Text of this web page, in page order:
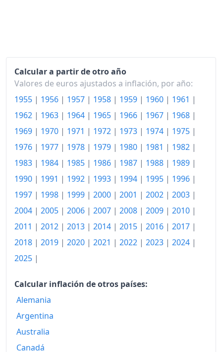
2003
133.91
2004
136.78
2005
139.16
2006
141.49
2008
147.64
2009
147.77
150.04
2011
153.20
2012
156.19
2013
2014
158.34
2015
2016
2017
Calcular a partir de otro año
Valores de euros ajustados a inflación, por año:
1955 | 1956 | 1957 | 1958 | 1959 | 1960 | 1961 |
1962 | 1963 | 1964 | 1965 | 1966 | 1967 | 1968 |
1969 | 1970 | 1971 | 1972 | 1973 | 1974 | 1975 |
1976 | 1977 | 1978 | 1979 | 1980 | 1981 | 1982 |
1983 | 1984 | 1985 | 1986 | 1987 | 1988 | 1989 |
1990 | 1991 | 1992 | 1993 | 1994 | 1995 | 1996 |
1997 | 1998 | 1999 | 2000 | 2001 | 2002 | 2003 |
2004 | 2005 | 2006 | 2007 | 2008 | 2009 | 2010 |
2011 | 2012 | 2013 | 2014 | 2015 | 2016 | 2017 |
2018 | 2019 | 2020 | 2021 | 2022 | 2023 | 2024 |
2025 |
Calcular inflación de otros países:
Alemania
Argentina
Australia
Canadá